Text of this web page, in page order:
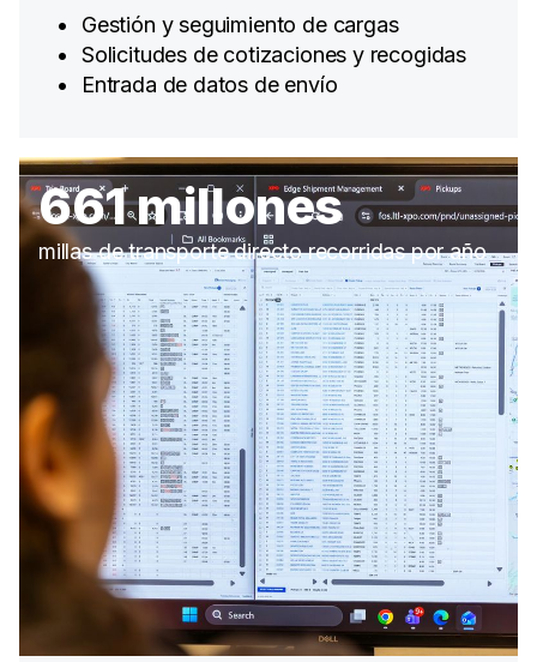
Gestión y seguimiento de cargas
Solicitudes de cotizaciones y recogidas
Entrada de datos de envío
661 millones
millas de transporte directo recorridas por año